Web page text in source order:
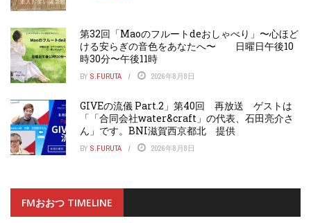
第32回「Maoのフルートdeおしゃべり」〜心ほど
ける安らぎの音色をあなたへ〜 日曜日午後10
時30分〜午後11時
BY S.FURUTA 2026年8月8日
GIVEの流儀 Part.2」第40回 再放送 ゲストは
「「合同会社water&craft」の代表、石田亮介さ
ん」です。BNI滋賀西京都北 提供
BY S.FURUTA 2026年8月8日
FMおおつ TIMELINE